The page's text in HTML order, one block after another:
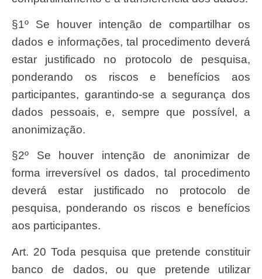
§1º Se houver intenção de compartilhar os
dados e informações, tal procedimento deverá
estar justificado no protocolo de pesquisa,
ponderando os riscos e benefícios aos
participantes, garantindo-se a segurança dos
dados pessoais, e, sempre que possível, a
anonimização.
§2º Se houver intenção de anonimizar de
forma irreversível os dados, tal procedimento
deverá estar justificado no protocolo de
pesquisa, ponderando os riscos e benefícios
aos participantes.
Art. 20 Toda pesquisa que pretende constituir
banco de dados, ou que pretende utilizar